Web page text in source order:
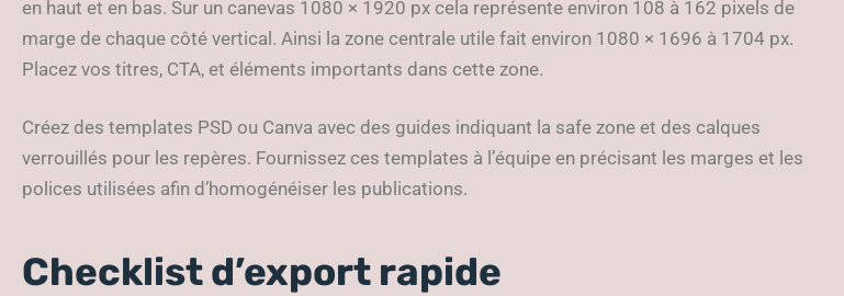
en haut et en bas. Sur un canevas 1080 × 1920 px cela représente environ 108 à 162 pixels de
marge de chaque côté vertical. Ainsi la zone centrale utile fait environ 1080 × 1696 à 1704 px.
Placez vos titres, CTA, et éléments importants dans cette zone.
Créez des templates PSD ou Canva avec des guides indiquant la safe zone et des calques
verrouillés pour les repères. Fournissez ces templates à l’équipe en précisant les marges et les
polices utilisées afin d’homogénéiser les publications.
Checklist d’export rapide